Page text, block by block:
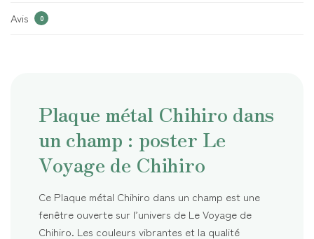
Avis 0
Plaque métal Chihiro dans
un champ : poster Le
Voyage de Chihiro
Ce Plaque métal Chihiro dans un champ est une
fenêtre ouverte sur l’univers de Le Voyage de
Chihiro. Les couleurs vibrantes et la qualité